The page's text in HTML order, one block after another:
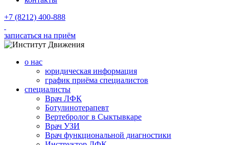
+7 (8212) 400-888
записаться на приём
о нас
юридическая информация
график приёма специалистов
специалисты
Врач ЛФК
Ботулинотерапевт
Вертебролог в Сыктывкаре
Врач УЗИ
Врач функциональной диагностики